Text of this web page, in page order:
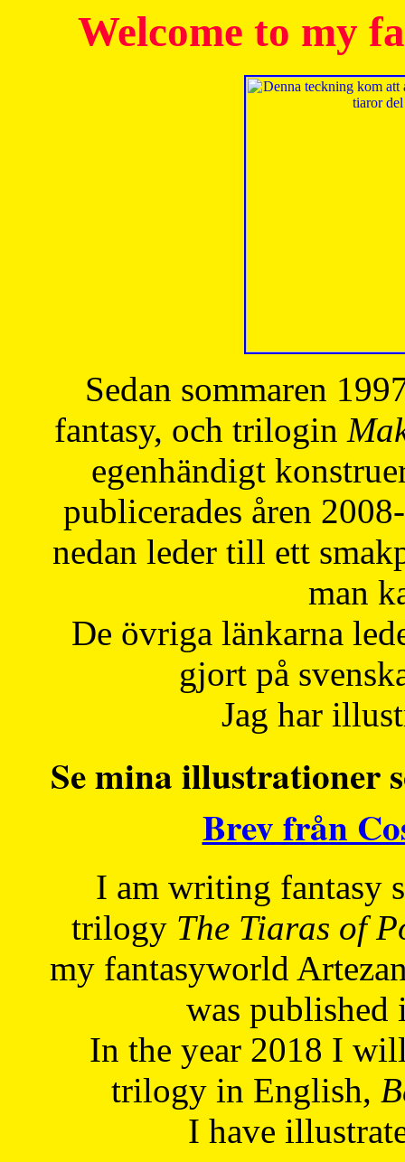
Welcome to my
Sedan sommaren
fantasy, och trilogin
egenhändigt
publicerades åren
nedan leder till ett
man
De övriga länkarna
gjort på
Jag har
Se mina illustrationer
Brev från
I am writing fantasy
trilogy The Tiaras of
my fantasyworld
was published
In the year 2018 I
trilogy in English,
I have